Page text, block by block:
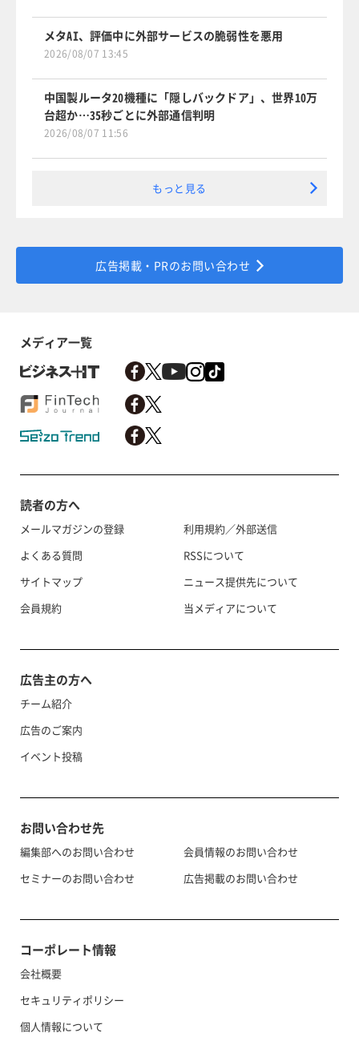
メタAI、評価中に外部サービスの脆弱性を悪用
2026/08/07 13:45
中国製ルータ20機種に「隠しバックドア」、世界10万
台超か…35秒ごとに外部通信判明
2026/08/07 11:56
もっと見る
広告掲載・PRのお問い合わせ
メディア一覧
読者の方へ
メールマガジンの登録
よくある質問
サイトマップ
会員規約
利用規約／外部送信
RSSについて
ニュース提供先について
当メディアについて
広告主の方へ
チーム紹介
広告のご案内
イベント投稿
お問い合わせ先
編集部へのお問い合わせ
セミナーのお問い合わせ
会員情報のお問い合わせ
広告掲載のお問い合わせ
コーポレート情報
会社概要
セキュリティポリシー
個人情報について